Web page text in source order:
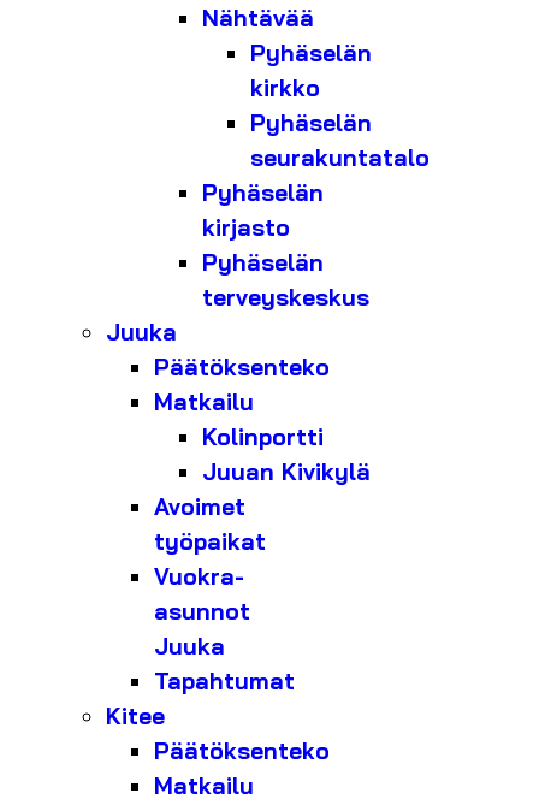
Nähtävää
Pyhäselän
kirkko
Pyhäselän
seurakuntatalo
Pyhäselän
kirjasto
Pyhäselän
terveyskeskus
Juuka
Päätöksenteko
Matkailu
Kolinportti
Juuan Kivikylä
Avoimet
työpaikat
Vuokra-
asunnot
Juuka
Tapahtumat
Kitee
Päätöksenteko
Matkailu